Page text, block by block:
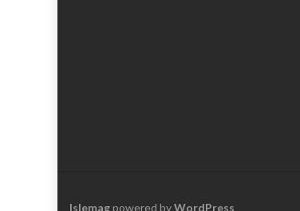
Islemagpowered byWordPress